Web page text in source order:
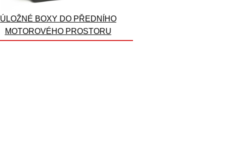
ÚLOŽNÉ BOXY DO PŘEDNÍHO
MOTOROVÉHO PROSTORU